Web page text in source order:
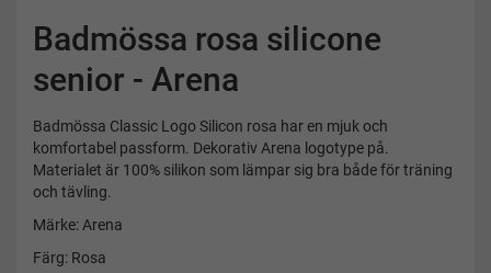
Badmössa rosa silicone
senior - Arena
Badmössa Classic Logo Silicon rosa har en mjuk och
komfortabel passform. Dekorativ Arena logotype på.
Materialet är 100% silikon som lämpar sig bra både för träning
och tävling.
Märke: Arena
Färg: Rosa